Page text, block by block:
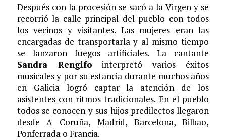
Después con la procesión se sacó a la Virgen y se
recorrió la calle principal del pueblo con todos
los vecinos y visitantes. Las mujeres eran las
encargadas de transportarla y al mismo tiempo
se lanzaron fuegos artificiales. La cantante
Sandra Rengifo interpretó varios éxitos
musicales y por su estancia durante muchos años
en Galicia logró captar la atención de los
asistentes con ritmos tradicionales. En el pueblo
todos se conocen y sus hijos predilectos llegaron
desde A Coruña, Madrid, Barcelona, Bilbao,
Ponferrada o Francia.